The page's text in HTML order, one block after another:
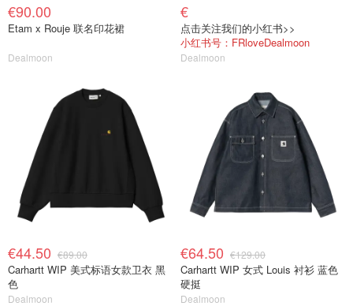
€90.00
Etam x Rouje 联名印花裙
Dealmoon
€
点击关注我们的小红书>>
小红书号：FRloveDealmoon
Dealmoon
€44.50 €89.00
Carhartt WIP 美式标语女款卫衣 黑
色
Dealmoon
€64.50 €129.00
Carhartt WIP 女式 Louis 衬衫 蓝色
硬挺
Dealmoon